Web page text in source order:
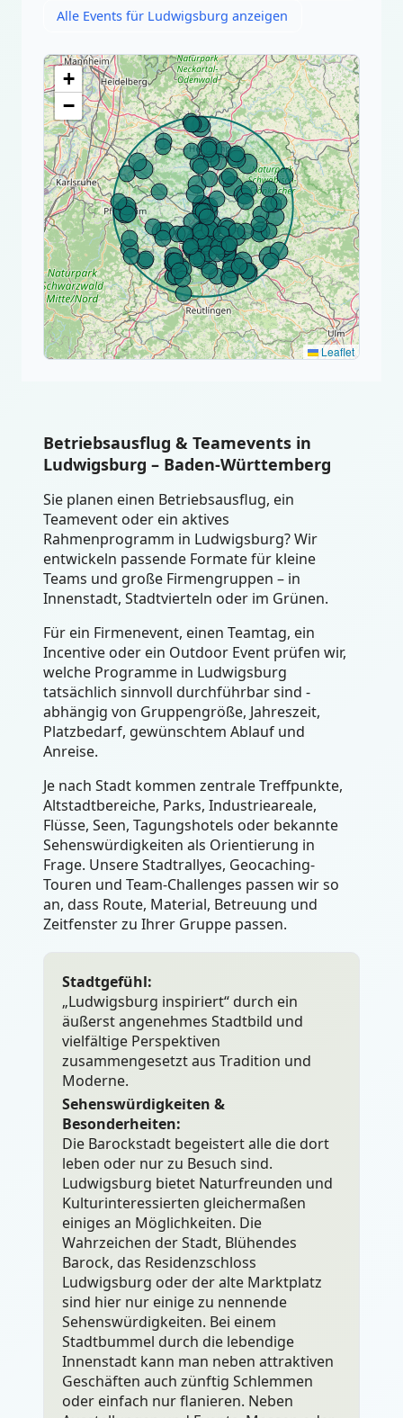
Alle Events für Ludwigsburg anzeigen
+
−
Leaflet
Betriebsausflug & Teamevents in
Ludwigsburg – Baden-Württemberg
Sie planen einen Betriebsausflug, ein
Teamevent oder ein aktives
Rahmenprogramm in Ludwigsburg? Wir
entwickeln passende Formate für kleine
Teams und große Firmengruppen – in
Innenstadt, Stadtvierteln oder im Grünen.
Für ein Firmenevent, einen Teamtag, ein
Incentive oder ein Outdoor Event prüfen wir,
welche Programme in Ludwigsburg
tatsächlich sinnvoll durchführbar sind -
abhängig von Gruppengröße, Jahreszeit,
Platzbedarf, gewünschtem Ablauf und
Anreise.
Je nach Stadt kommen zentrale Treffpunkte,
Altstadtbereiche, Parks, Industrieareale,
Flüsse, Seen, Tagungshotels oder bekannte
Sehenswürdigkeiten als Orientierung in
Frage. Unsere Stadtrallyes, Geocaching-
Touren und Team-Challenges passen wir so
an, dass Route, Material, Betreuung und
Zeitfenster zu Ihrer Gruppe passen.
Stadtgefühl:
„Ludwigsburg inspiriert“ durch ein
äußerst angenehmes Stadtbild und
vielfältige Perspektiven
zusammengesetzt aus Tradition und
Moderne.
Sehenswürdigkeiten &
Besonderheiten:
Die Barockstadt begeistert alle die dort
leben oder nur zu Besuch sind.
Ludwigsburg bietet Naturfreunden und
Kulturinteressierten gleichermaßen
einiges an Möglichkeiten. Die
Wahrzeichen der Stadt, Blühendes
Barock, das Residenzschloss
Ludwigsburg oder der alte Marktplatz
sind hier nur einige zu nennende
Sehenswürdigkeiten. Bei einem
Stadtbummel durch die lebendige
Innenstadt kann man neben attraktiven
Geschäften auch zünftig Schlemmen
oder einfach nur flanieren. Neben